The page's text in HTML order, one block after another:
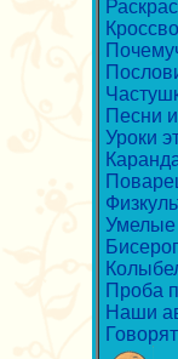
Песни
Уроки
Умелые
Проба
Наши